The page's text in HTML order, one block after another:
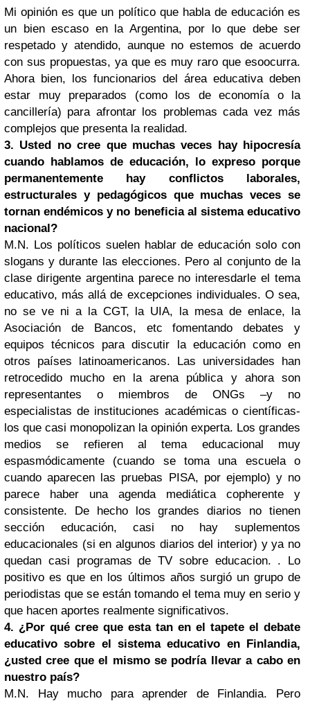
Mi opinión es que un político que habla de educación es
un bien escaso en la Argentina, por lo que debe ser
respetado y atendido, aunque no estemos de acuerdo
con sus propuestas, ya que es muy raro que esoocurra.
Ahora bien, los funcionarios del área educativa deben
estar muy preparados (como los de economía o la
cancillería) para afrontar los problemas cada vez más
complejos que presenta la realidad.
3. Usted no cree que muchas veces hay hipocresía
cuando hablamos de educación, lo expreso porque
permanentemente hay conflictos laborales,
estructurales y pedagógicos que muchas veces se
tornan endémicos y no beneficia al sistema educativo
nacional?
M.N. Los políticos suelen hablar de educación solo con
slogans y durante las elecciones. Pero al conjunto de la
clase dirigente argentina parece no interesdarle el tema
educativo, más allá de excepciones individuales. O sea,
no se ve ni a la CGT, la UIA, la mesa de enlace, la
Asociación de Bancos, etc fomentando debates y
equipos técnicos para discutir la educación como en
otros países latinoamericanos. Las universidades han
retrocedido mucho en la arena pública y ahora son
representantes o miembros de ONGs –y no
especialistas de instituciones académicas o científicas-
los que casi monopolizan la opinión experta. Los grandes
medios se refieren al tema educacional muy
espasmódicamente (cuando se toma una escuela o
cuando aparecen las pruebas PISA, por ejemplo) y no
parece haber una agenda mediática copherente y
consistente. De hecho los grandes diarios no tienen
sección educación, casi no hay suplementos
educacionales (si en algunos diarios del interior) y ya no
quedan casi programas de TV sobre educacion. . Lo
positivo es que en los últimos años surgió un grupo de
periodistas que se están tomando el tema muy en serio y
que hacen aportes realmente significativos.
4. ¿Por qué cree que esta tan en el tapete el debate
educativo sobre el sistema educativo en Finlandia,
¿usted cree que el mismo se podría llevar a cabo en
nuestro país?
M.N. Hay mucho para aprender de Finlandia. Pero